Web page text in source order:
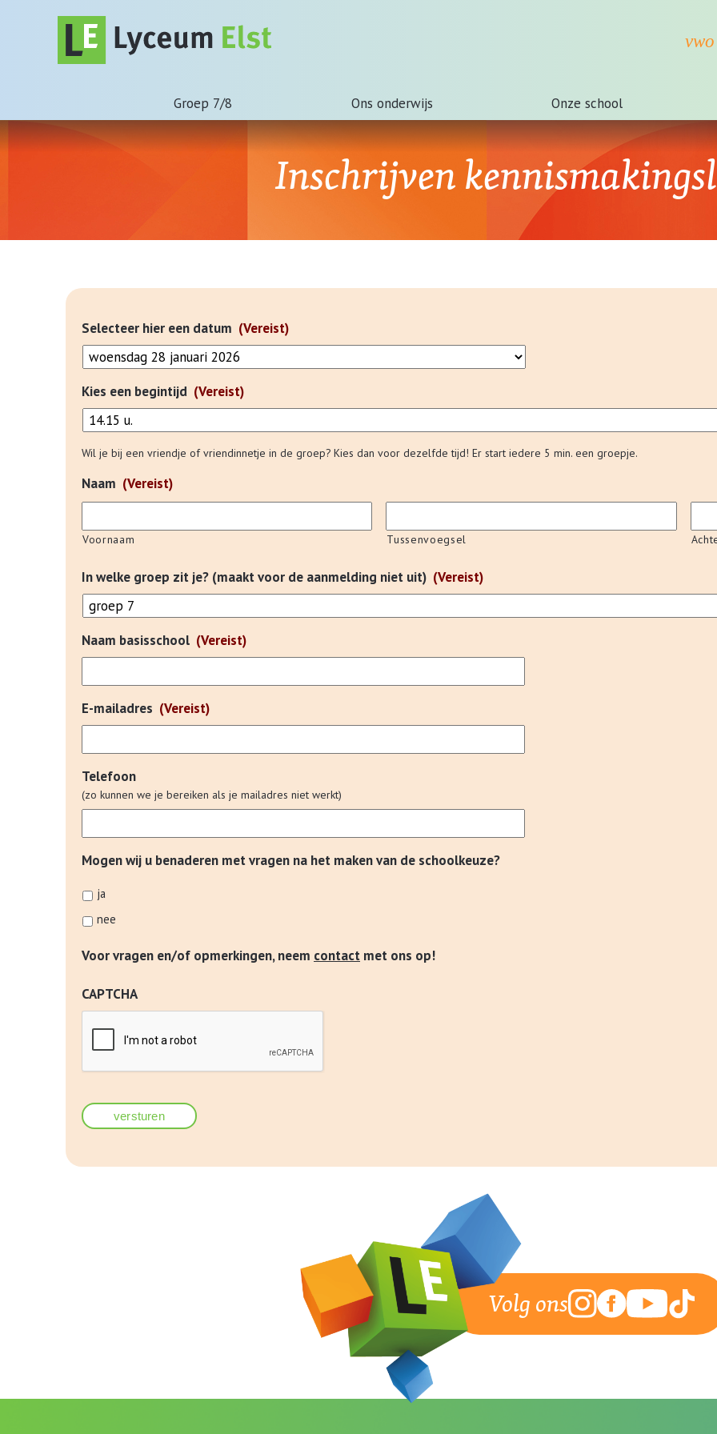
Groep 7/8 Ons onderwijs Onze school
Inschrijven
Selecteer hier een datum (Vereist)
Kies een begintijd (Vereist)
Wil je bij een vriendje of vriendinnetje in de groep? Kies dan voor dezelfde tijd! Er start iedere 5 min. een groepje.
Naam (Vereist)
Voornaam Tussenvoegsel
In welke groep zit je? (maakt voor de aanmelding niet uit) (Vereist)
Naam basisschool (Vereist)
E-mailadres (Vereist)
Telefoon
(zo kunnen we je bereiken als je mailadres niet werkt)
Mogen wij u benaderen met vragen na het maken van de schoolkeuze?
ja
nee
Voor vragen en/of opmerkingen, neem contact met ons op!
CAPTCHA
versturen
Volg ons